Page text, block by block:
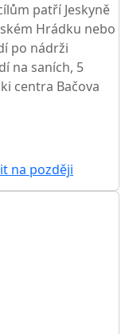
patří Jeskyně
Hrádku nebo
po nádrži
na saních, 5
centra Bačova
na později